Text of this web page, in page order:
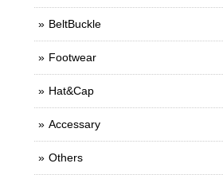
BeltBuckle
Footwear
Hat&Cap
Accessary
Others